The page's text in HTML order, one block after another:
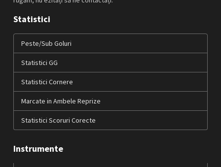
Statistici
Peste/Sub Goluri
Statistici GG
Statistici Cornere
Marcate in Ambele Reprize
Statistici Scoruri Corecte
Instrumente